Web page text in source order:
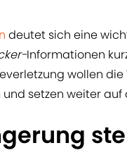
deutet sich eine
Informationen
wollen
und setzen weiter